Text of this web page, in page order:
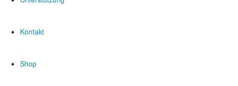
Kontakt
Shop